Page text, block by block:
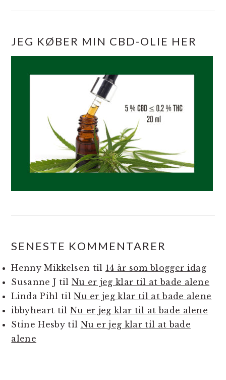
JEG KØBER MIN CBD-OLIE HER
SENESTE KOMMENTARER
Henny Mikkelsen til 14 år som blogger idag
Susanne J til Nu er jeg klar til at bade alene
Linda Pihl tilNu er jeg klar til at bade alene
ibbyheart til Nu er jeg klar til at bade alene
Stine Hesbytil Nu er jeg klar til at bade
alene